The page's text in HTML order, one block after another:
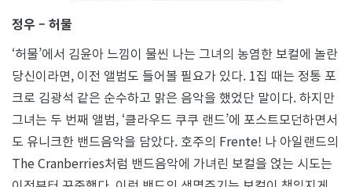
정우 – 허물
‘허물’에서 김윤아 느낌이 물씬 나는 그녀의 농염한 보컬에 놀란
당신이라면, 이전 앨범도 들어볼 필요가 있다. 1집 때는 정통 포
크로 김광석 같은 순수하고 맑은 음악을 했었단 말이다. 하지만
그녀는 두 번째 앨범, ‘클라우드 쿠쿠 랜드’에 포스트모던하면서
도 유니크한 밴드음악을 담았다. 호주의 Frente! 나 아일랜드의
The Cranberries처럼 밴드음악에 가녀린 보컬을 얹는 시도는